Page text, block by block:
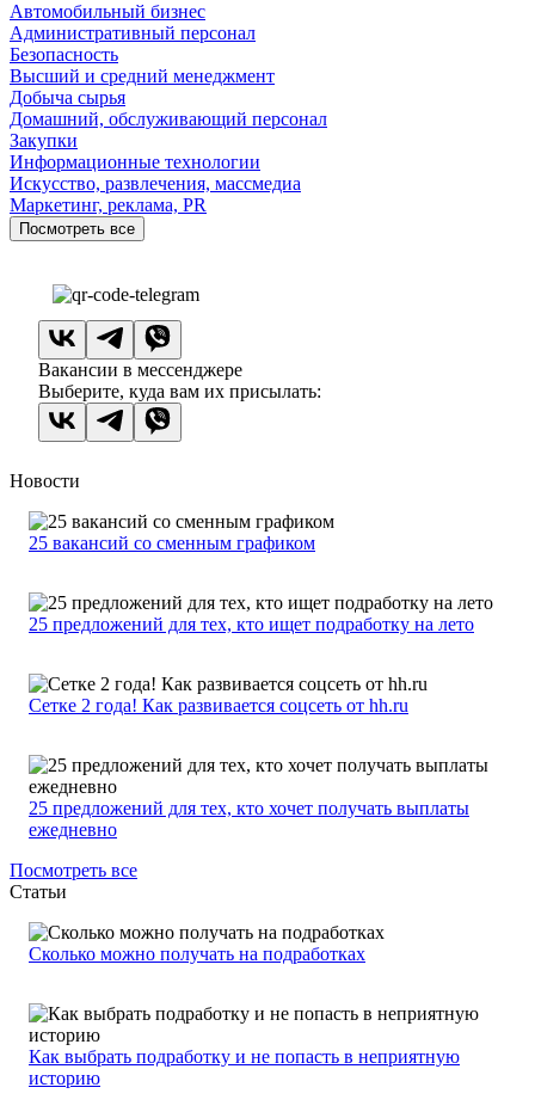
Автомобильный бизнес
Административный персонал
Безопасность
Высший и средний менеджмент
Добыча сырья
Домашний, обслуживающий персонал
Закупки
Информационные технологии
Искусство, развлечения, массмедиа
Маркетинг, реклама, PR
Посмотреть все
Вакансии в мессенджере
Выберите, куда вам их присылать:
Новости
25 вакансий со сменным графиком
25 предложений для тех, кто ищет подработку на лето
Сетке 2 года! Как развивается соцсеть от hh.ru
25 предложений для тех, кто хочет получать выплаты
ежедневно
Посмотреть все
Статьи
Сколько можно получать на подработках
Как выбрать подработку и не попасть в неприятную
историю